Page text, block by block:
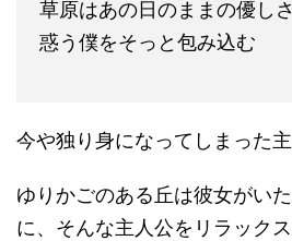
草原はあの日のままの優し
惑う僕をそっと包み込む
今や独り身になってしまった主
ゆりかごのある丘は彼女がい
に、そんな主人公をリラック